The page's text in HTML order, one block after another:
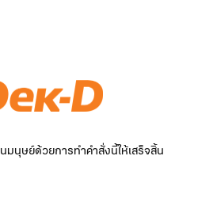
มนุษย์ด้วยการทำคำสั่งนี้ให้เสร็จสิ้น